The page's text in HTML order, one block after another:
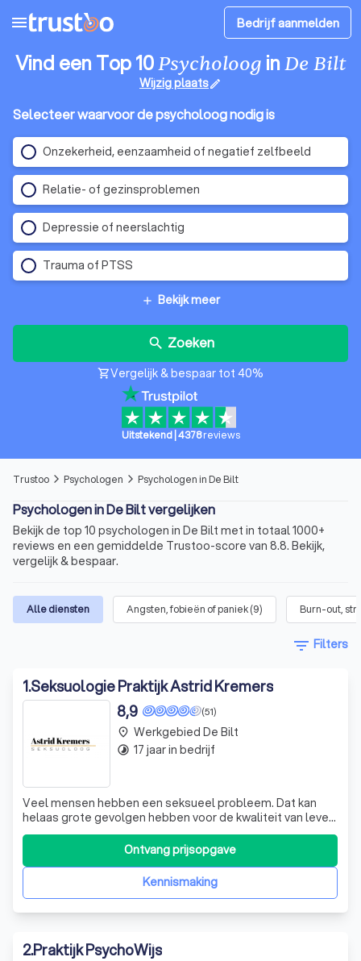
menu Bedrijf aanmelden
Vind een Top 10Psycholoog inDe Bilt
Wijzig plaatsedit
Selecteer waarvoor de psycholoog nodig is
Onzekerheid, eenzaamheid of negatief zelfbeeld
Relatie- of gezinsproblemen
Depressie of neerslachtig
Trauma of PTSS
add Bekijk meer
search Zoeken
shopping_cartVergelijk & bespaar tot 40%
Uitstekend| 4378 reviews
Trustoo arrow_forward_ios Psychologen arrow_forward_ios Psychologen in De Bilt
Psychologen in De Bilt vergelijken
Bekijk de top 10 psychologen in De Bilt met in totaal 1000+
reviews en een gemiddelde Trustoo-score van 8.8. Bekijk,
vergelijk & bespaar.
Alle diensten Angsten, fobieën of paniek(9) Burn-out,
filter_list Filters
1.Seksuologie Praktijk Astrid Kremers
(51)
8,9
Veel mensen hebben een seksueel probleem. Dat kan
helaas grote gevolgen hebben voor de kwaliteit van leven.
Gelukkig kan dat vaak verholpen worden en zijn er veel
mogelijkheden om te kunnen genieten van seksualiteit.
Seksuoloog Astrid Kremers is geregistreerd bij de NVVS.
Zij is de seksuoloog van o.Kennismaking
Ontvang prijsopgave
place Werkgebied De Bilt
timelapse 17 jaar in bedrijf
2.Praktijk PsychoWijs